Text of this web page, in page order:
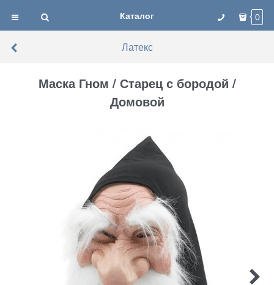
Каталог 0
Латекс
Маска Гном / Старец с бородой /
Домовой